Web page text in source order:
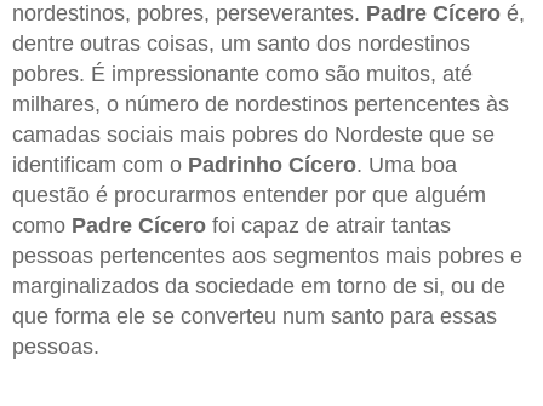
nordestinos, pobres, perseverantes. Padre Cícero é,
dentre outras coisas, um santo dos nordestinos
pobres. É impressionante como são muitos, até
milhares, o número de nordestinos pertencentes às
camadas sociais mais pobres do Nordeste que se
identificam com o Padrinho Cícero. Uma boa
questão é procurarmos entender por que alguém
como Padre Cícero foi capaz de atrair tantas
pessoas pertencentes aos segmentos mais pobres e
marginalizados da sociedade em torno de si, ou de
que forma ele se converteu num santo para essas
pessoas.